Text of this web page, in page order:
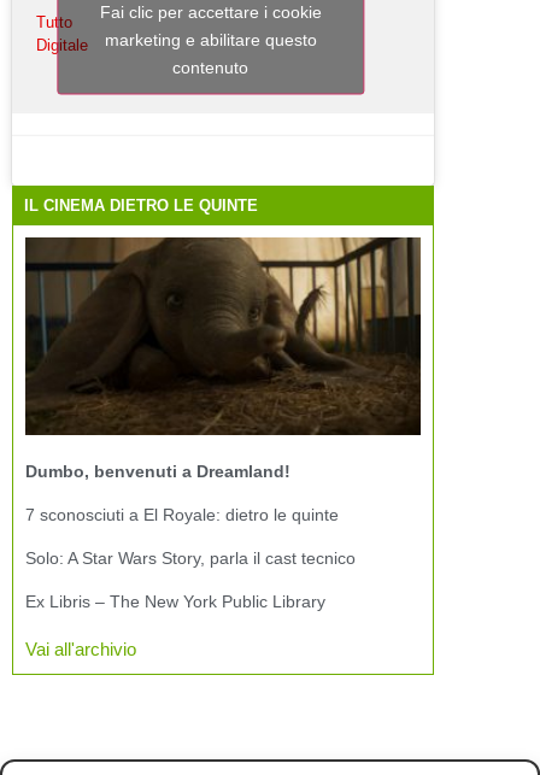
Tutto
Digitale
Fai clic per accettare i cookie
marketing e abilitare questo
contenuto
IL CINEMA DIETRO LE QUINTE
Dumbo, benvenuti a Dreamland!
7 sconosciuti a El Royale: dietro le quinte
Solo: A Star Wars Story, parla il cast tecnico
Ex Libris – The New York Public Library
Vai all'archivio